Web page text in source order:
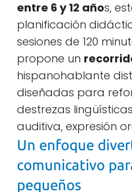
entre 6 y 12 años,
planificación
sesiones de 120
propone un
hispanohablante
diseñadas para
destrezas
auditiva, expresión
Un enfoque
comunicativo
pequeños